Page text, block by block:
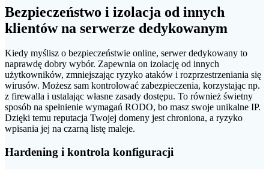
Bezpieczeństwo i izolacja od innych
klientów na serwerze dedykowanym
Kiedy myślisz o bezpieczeństwie online, serwer dedykowany to
naprawdę dobry wybór. Zapewnia on izolację od innych
użytkowników, zmniejszając ryzyko ataków i rozprzestrzeniania się
wirusów. Możesz sam kontrolować zabezpieczenia, korzystając np.
z firewalla i ustalając własne zasady dostępu. To również świetny
sposób na spełnienie wymagań RODO, bo masz swoje unikalne IP.
Dzięki temu reputacja Twojej domeny jest chroniona, a ryzyko
wpisania jej na czarną listę maleje.
Hardening i kontrola konfiguracji